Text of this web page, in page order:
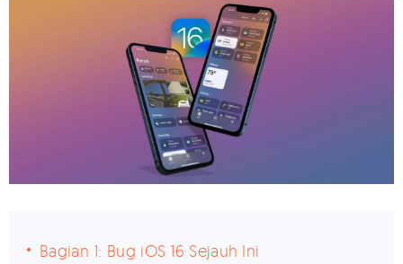
Bagian 1: Bug iOS 16 Sejauh Ini